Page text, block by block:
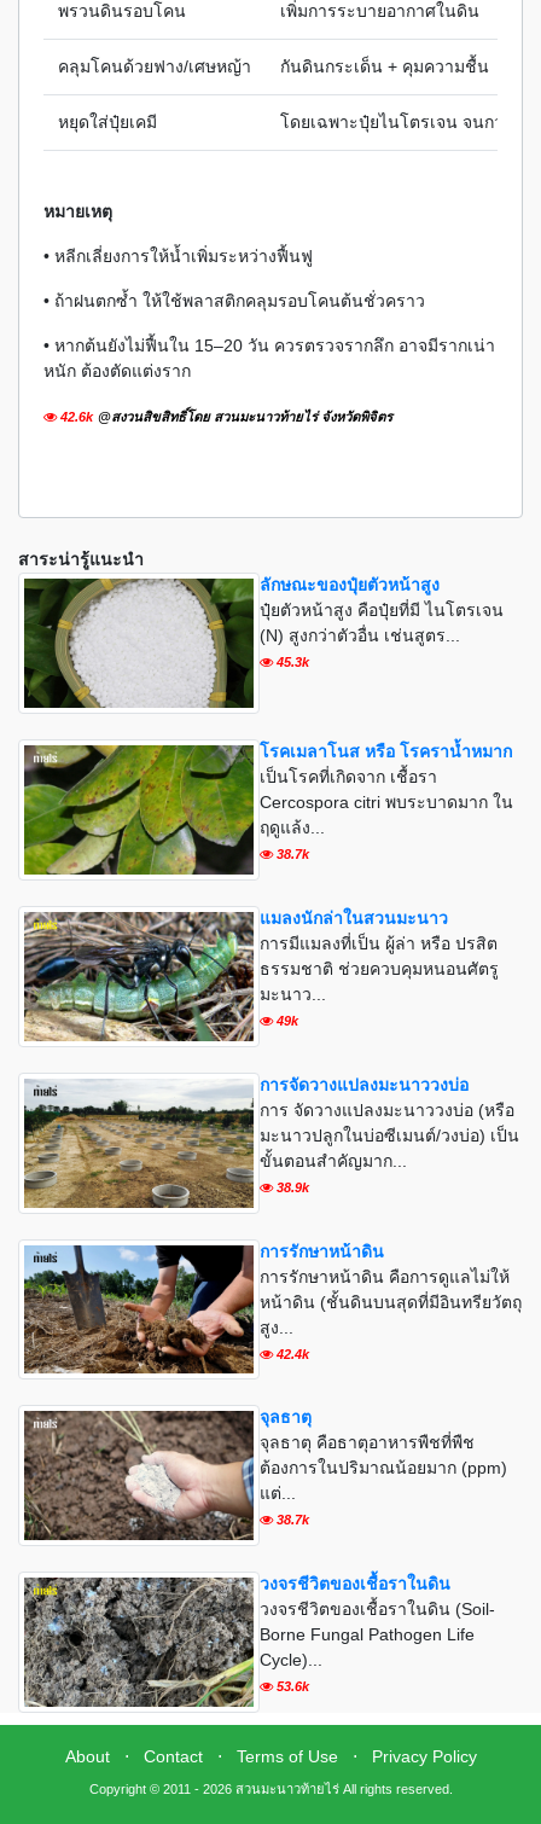
พรวนดินรอบโคน เพิ่มการระบายอากาศในดิน
คลุมโคนด้วยฟาง/เศษหญ้า กันดินกระเด็น + คุมความชื้น
หยุดใส่ปุ๋ยเคมี โดยเฉพาะปุ๋ยไนโตรเจน จนกว่ารา
หมายเหตุ
• หลีกเลี่ยงการให้น้ำเพิ่มระหว่างฟื้นฟู
• ถ้าฝนตกซ้ำ ให้ใช้พลาสติกคลุมรอบโคนต้นชั่วคราว
• หากต้นยังไม่ฟื้นใน 15–20 วัน ควรตรวจรากลึก อาจมีรากเน่า
หนัก ต้องตัดแต่งราก
42.6k @สงวนสิขสิทธิ์โดย สวนมะนาวท้ายไร่ จังหวัดพิจิตร
สาระน่ารู้แนะนำ
ลักษณะของปุ๋ยตัวหน้าสูง
ปุ๋ยตัวหน้าสูง คือปุ๋ยที่มี ไนโตรเจน
(N) สูงกว่าตัวอื่น เช่นสูตร...
45.3k
โรคเมลาโนส หรือ โรคราน้ำหมาก
เป็นโรคที่เกิดจาก เชื้อรา
Cercospora citri พบระบาดมาก ใน
ฤดูแล้ง...
38.7k
แมลงนักล่าในสวนมะนาว
การมีแมลงที่เป็น ผู้ล่า หรือ ปรสิต
ธรรมชาติ ช่วยควบคุมหนอนศัตรู
มะนาว...
49k
การจัดวางแปลงมะนาววงบ่อ
การ จัดวางแปลงมะนาววงบ่อ (หรือ
มะนาวปลูกในบ่อซีเมนต์/วงบ่อ) เป็น
ขั้นตอนสำคัญมาก...
38.9k
การรักษาหน้าดิน
การรักษาหน้าดิน คือการดูแลไม่ให้
หน้าดิน (ชั้นดินบนสุดที่มีอินทรียวัตถุ
สูง...
42.4k
จุลธาตุ
จุลธาตุ คือธาตุอาหารพืชที่พืช
ต้องการในปริมาณน้อยมาก (ppm)
แต่...
38.7k
วงจรชีวิตของเชื้อราในดิน
วงจรชีวิตของเชื้อราในดิน (Soil-
Borne Fungal Pathogen Life
Cycle)...
53.6k
About ⋅ Contact ⋅ Terms of Use ⋅ Privacy Policy
Copyright © 2011 - 2026 สวนมะนาวท้ายไร่ All rights reserved.